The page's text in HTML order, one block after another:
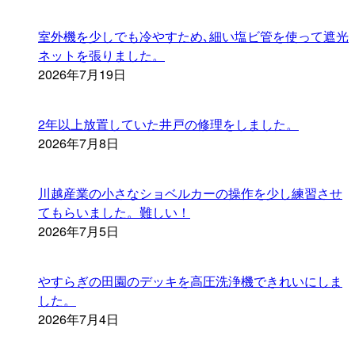
室外機を少しでも冷やすため､細い塩ビ管を使って遮光
ネットを張りました。
2026年7月19日
2年以上放置していた井戸の修理をしました。
2026年7月8日
川越産業の小さなショベルカーの操作を少し練習させ
てもらいました。難しい！
2026年7月5日
やすらぎの田園のデッキを高圧洗浄機できれいにしま
した。
2026年7月4日